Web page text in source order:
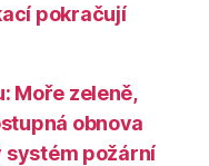
pokračují
Moře zeleně,
obnova
požární